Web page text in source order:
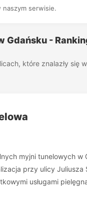
serwisie.
-
które znalazły
myjni tunelowych
przy ulicy
usługami